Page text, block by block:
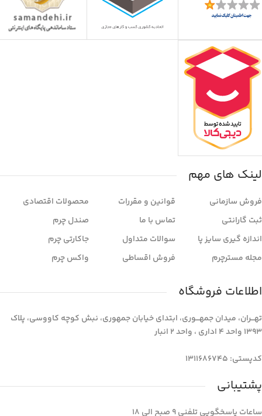
لینک های مهم
فروش سازمانی
ثبت گارانتی
اندازه گیری سایز پا
مجله مسترچرم
قوانین و مقررات
تماس با ما
سوالات متداول
فروش اقساطی
محصولات اقتصادی
صندل چرم
جاکارتی چرم
واکس چرم
اطلاعات فروشگاه
تهـــران، میدان جمهـــوری، ابتدای خیابان جمهوری، نبش کوچه کاووسی، پلاک
1393 واحد 4 اداری ، واحد 2 انبار
کدپستی: 1311686745
پشتیبانی
ساعات پاسخگویی تلفنی 9 صبح الی 18